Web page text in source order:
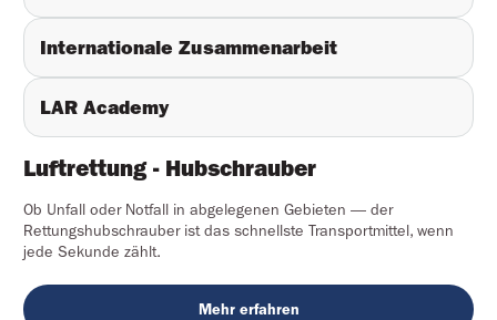
Internationale Zusammenarbeit
LAR Academy
Luftrettung - Hubschrauber
Ob Unfall oder Notfall in abgelegenen Gebieten — der
Rettungshubschrauber ist das schnellste Transportmittel, wenn
jede Sekunde zählt.
Mehr erfahren